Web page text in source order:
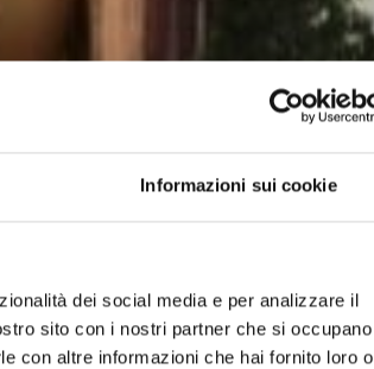
Informazioni sui cookie
dei social media e per analizzare il
sito con i nostri partner che si occupano
con altre informazioni che hai fornito loro o